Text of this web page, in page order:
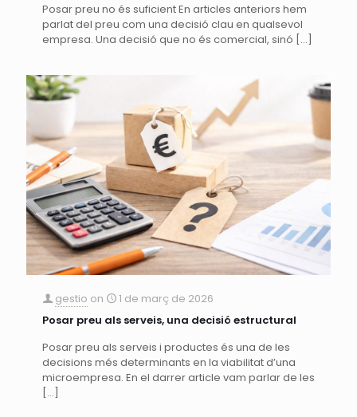
Posar preu no és suficient En articles anteriors hem
parlat del preu com una decisió clau en qualsevol
empresa. Una decisió que no és comercial, sinó […]
gestio on
1 de març de 2026
Posar preu als serveis, una decisió estructural
Posar preu als serveis i productes és una de les
decisions més determinants en la viabilitat d’una
microempresa. En el darrer article vam parlar de les
[…]